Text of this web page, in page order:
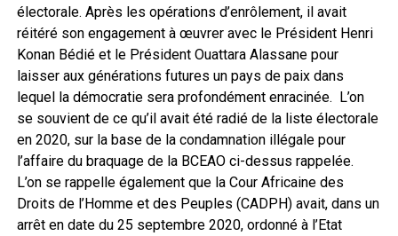
électorale. Après les opérations d’enrôlement, il avait
réitéré son engagement à œuvrer avec le Président Henri
Konan Bédié et le Président Ouattara Alassane pour
laisser aux générations futures un pays de paix dans
lequel la démocratie sera profondément enracinée. L’on
se souvient de ce qu’il avait été radié de la liste électorale
en 2020, sur la base de la condamnation illégale pour
l’affaire du braquage de la BCEAO ci-dessus rappelée.
L’on se rappelle également que la Cour Africaine des
Droits de l’Homme et des Peuples (CADPH) avait, dans un
arrêt en date du 25 septembre 2020, ordonné à l’Etat